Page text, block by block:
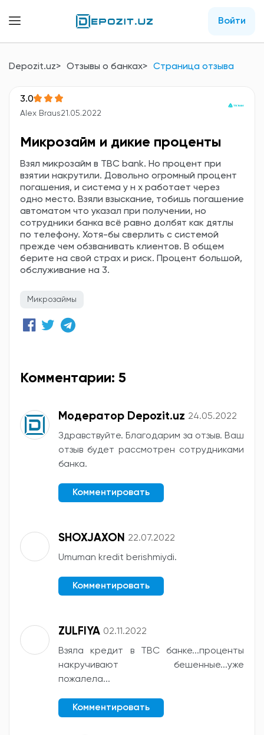
Войти
Depozit.uz Отзывы о банках Страница отзыва
3.0
Alex Braus21.05.2022
Микрозайм и дикие проценты
Взял микрозайм в TBC bank. Но процент при
взятии накрутили. Довольно огромный процент
погашения, и система у н х работает через
одно место. Взяли взыскание, тобишь погашение
автоматом что указал при получении, но
сотрудники банка всё равно долбят как дятлы
по телефону. Хотя-бы сверлить с системой
прежде чем обзванивать клиентов. В общем
берите на свой страх и риск. Процент большой,
обслуживание на 3.
Микрозаймы
Комментарии: 5
Модератор Depozit.uz 24.05.2022
Здравствуйте. Благодарим за отзыв. Ваш
отзыв будет рассмотрен сотрудниками
банка.
Комментировать
SHOXJAXON 22.07.2022
Umuman kredit berishmiydi.
Комментировать
ZULFIYA 02.11.2022
Взяла кредит в TBC банке...проценты
накручивают бешенные...уже
пожалела...
Комментировать